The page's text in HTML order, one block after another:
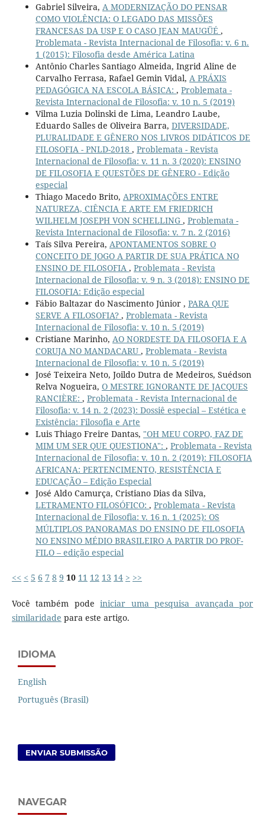
Gabriel Silveira, A MODERNIZAÇÃO DO PENSAR
COMO VIOLÊNCIA: O LEGADO DAS MISSÕES
FRANCESAS DA USP E O CASO JEAN MAUGÜÉ ,
Problemata - Revista Internacional de Filosofia: v. 6 n.
1 (2015): Filosofia desde América Latina
Antônio Charles Santiago Almeida, Ingrid Aline de
Carvalho Ferrasa, Rafael Gemin Vidal, A PRÁXIS
PEDAGÓGICA NA ESCOLA BÁSICA: , Problemata -
Revista Internacional de Filosofia: v. 10 n. 5 (2019)
Vilma Luzia Dolinski de Lima, Leandro Laube,
Eduardo Salles de Oliveira Barra, DIVERSIDADE,
PLURALIDADE E GÊNERO NOS LIVROS DIDÁTICOS DE
FILOSOFIA - PNLD-2018 , Problemata - Revista
Internacional de Filosofia: v. 11 n. 3 (2020): ENSINO
DE FILOSOFIA E QUESTÕES DE GÊNERO - Edição
especial
Thiago Macedo Brito, APROXIMAÇÕES ENTRE
NATUREZA, CIÊNCIA E ARTE EM FRIEDRICH
WILHELM JOSEPH VON SCHELLING , Problemata -
Revista Internacional de Filosofia: v. 7 n. 2 (2016)
Taís Silva Pereira, APONTAMENTOS SOBRE O
CONCEITO DE JOGO A PARTIR DE SUA PRÁTICA NO
ENSINO DE FILOSOFIA , Problemata - Revista
Internacional de Filosofia: v. 9 n. 3 (2018): ENSINO DE
FILOSOFIA: Edição especial
Fábio Baltazar do Nascimento Júnior , PARA QUE
SERVE A FILOSOFIA? , Problemata - Revista
Internacional de Filosofia: v. 10 n. 5 (2019)
Cristiane Marinho, AO NORDESTE DA FILOSOFIA E A
CORUJA NO MANDACARU , Problemata - Revista
Internacional de Filosofia: v. 10 n. 5 (2019)
José Teixeira Neto, Joildo Dutra de Medeiros, Suédson
Relva Nogueira, O MESTRE IGNORANTE DE JACQUES
RANCIÈRE: , Problemata - Revista Internacional de
Filosofia: v. 14 n. 2 (2023): Dossiê especial – Estética e
Existência: Filosofia e Arte
Luis Thiago Freire Dantas, "OH MEU CORPO, FAZ DE
MIM UM SER QUE QUESTIONA": , Problemata - Revista
Internacional de Filosofia: v. 10 n. 2 (2019): FILOSOFIA
AFRICANA: PERTENCIMENTO, RESISTÊNCIA E
EDUCAÇÃO – Edição Especial
José Aldo Camurça, Cristiano Dias da Silva,
LETRAMENTO FILOSÓFICO: , Problemata - Revista
Internacional de Filosofia: v. 16 n. 1 (2025): OS
MÚLTIPLOS PANORAMAS DO ENSINO DE FILOSOFIA
NO ENSINO MÉDIO BRASILEIRO A PARTIR DO PROF-
FILO – edição especial
<< < 5 6 7 8 9 10 11 12 13 14 > >>
Você também podeiniciar uma pesquisa avançada por
similaridade para este artigo.
IDIOMA
English
Português (Brasil)
ENVIAR SUBMISSÃO
NAVEGAR